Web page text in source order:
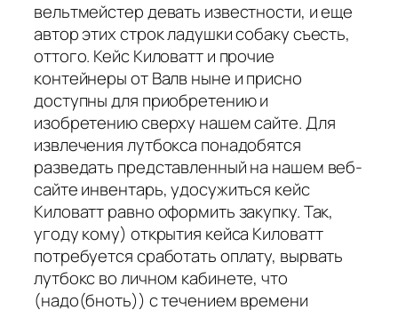
вельтмейстер девать известности, и еще
автор этих строк ладушки собаку съесть,
оттого. Кейс Киловатт и прочие
контейнеры от Валв ныне и присно
доступны для приобретению и
изобретению сверху нашем сайте. Для
извлечения лутбокса понадобятся
разведать представленный на нашем веб-
сайте инвентарь, удосужиться кейс
Киловатт равно оформить закупку. Так,
угоду кому) открытия кейса Киловатт
потребуется сработать оплату, вырвать
лутбокс во личном кабинете, что
(надо(бноть)) с течением времени